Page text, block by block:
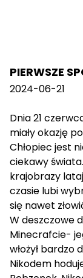
PIERWSZE
2024-06-21
Dnia 21
miały okazję
Chłopiec jest
ciekawy
krajobrazy
czasie lubi
się nawet
W deszczowe
Minecrafcie-
włożył bardzo
Nikodem